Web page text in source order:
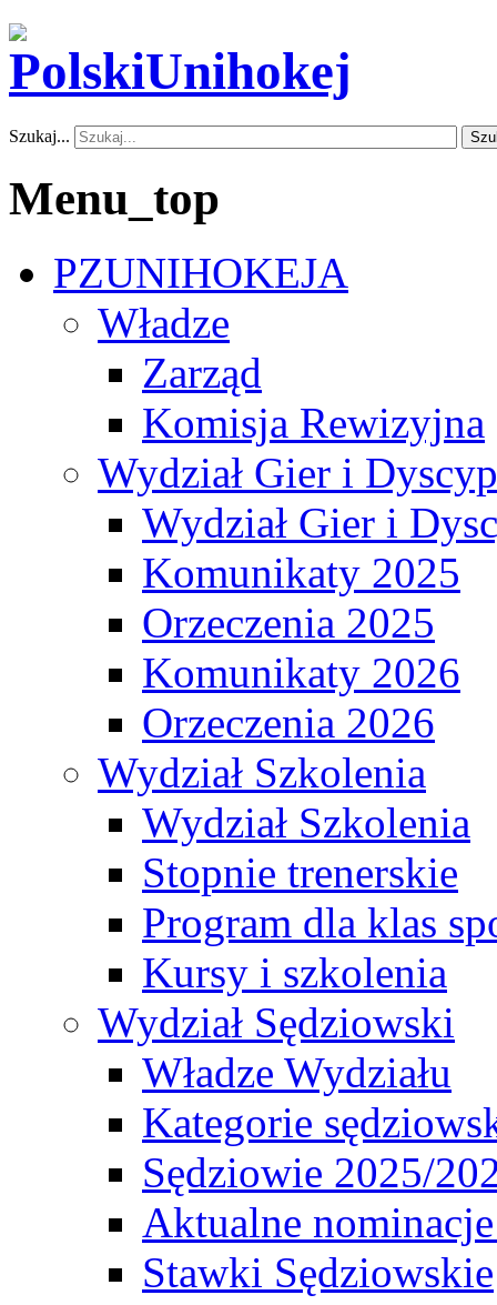
Szukaj...
Menu_top
PZUNIHOKEJA
Władze
Zarząd
Komisja Rewizyjna
Wydział Gier i
Wydział Gier i
Komunikaty 2025
Orzeczenia 2025
Komunikaty 2026
Orzeczenia 2026
Wydział Szkolenia
Wydział Szkolenia
Stopnie trenerskie
Program dla klas
Kursy i szkolenia
Wydział Sędziowski
Władze Wydziału
Kategorie
Sędziowie 2025/
Aktualne
Stawki Sędziowskie